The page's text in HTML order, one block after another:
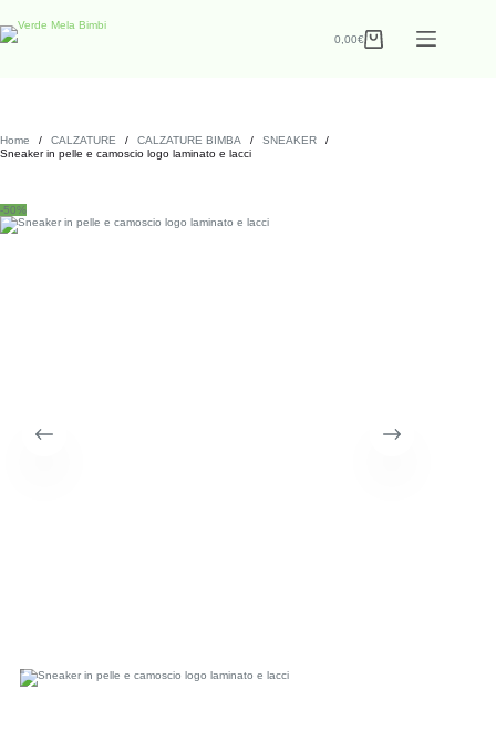
0,00€
Home / CALZATURE / CALZATURE BIMBA / SNEAKER
/
Sneaker in pelle e camoscio logo laminato e lacci
-50%